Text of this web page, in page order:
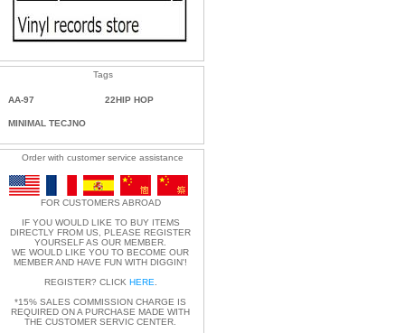
Tags
AA-97 22HIP HOP
MINIMAL TECJNO
Order with customer service assistance
FOR CUSTOMERS ABROAD
IF YOU WOULD LIKE TO BUY ITEMS
DIRECTLY FROM US, PLEASE REGISTER
YOURSELF AS OUR MEMBER.
WE WOULD LIKE YOU TO BECOME OUR
MEMBER AND HAVE FUN WITH DIGGIN'!
REGISTER? CLICK HERE
*15% SALES COMMISSION CHARGE IS
REQUIRED ON A PURCHASE MADE WITH
THE CUSTOMER SERVIC CENTER.